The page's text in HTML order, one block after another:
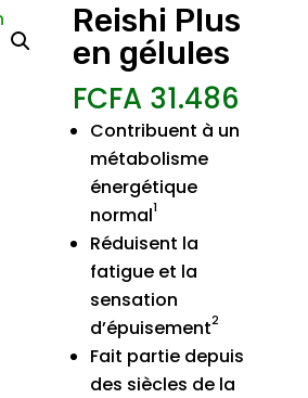
Reishi Plus
en gélules
FCFA 31.486
Contribuent à un
métabolisme
énergétique
normal1
Réduisent la
fatigue et la
sensation
d’épuisement2
Fait partie depuis
des siècles de la